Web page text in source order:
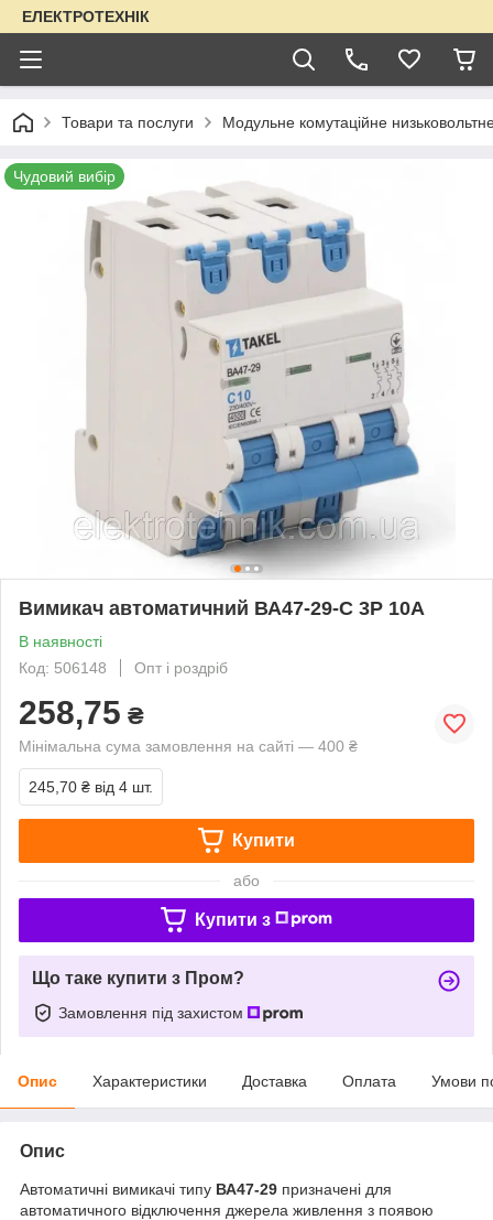
ЕЛЕКТРОТЕХНІК
Товари та послуги Модульне комутаційне
Чудовий вибір
Вимикач автоматичний ВА47-29-С 3Р 10А
В наявності
Код: 506148
Опт і роздріб
258,75 ₴
Мінімальна сума замовлення на сайті — 400 ₴
245,70 ₴ від 4 шт.
Купити
або
Купити з
Що таке купити з Пром?
Замовлення під захистом
Опис Характеристики Доставка Оплата Умови
Опис
Автоматичні вимикачі типу ВА47-29 призначені для
автоматичного відключення джерела живлення з появою